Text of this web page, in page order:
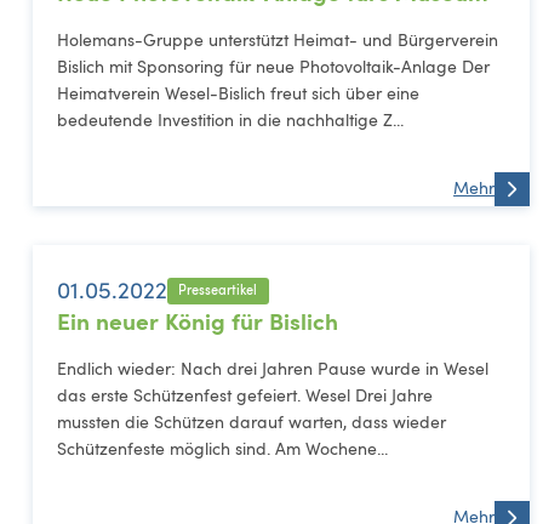
Holemans-Gruppe unterstützt Heimat- und Bürgerverein
Bislich mit Sponsoring für neue Photovoltaik-Anlage Der
Heimatverein Wesel-Bislich freut sich über eine
bedeutende Investition in die nachhaltige Z...
Mehr
01.05.2022 Presseartikel
Ein neuer König für Bislich
Endlich wieder: Nach drei Jahren Pause wurde in Wesel
das erste Schützenfest gefeiert. Wesel Drei Jahre
mussten die Schützen darauf warten, dass wieder
Schützenfeste möglich sind. Am Wochene...
Mehr